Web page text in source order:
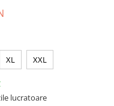
XL XXL
lucratoare